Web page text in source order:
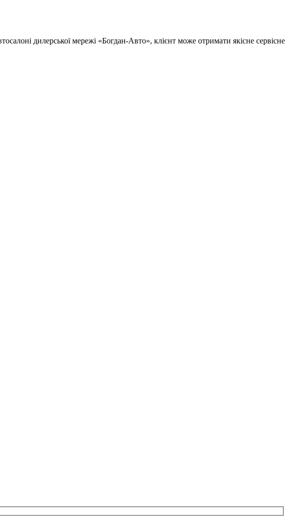
дилерської мережі «Богдан-Авто», клієнт може отримати якісне сервісне